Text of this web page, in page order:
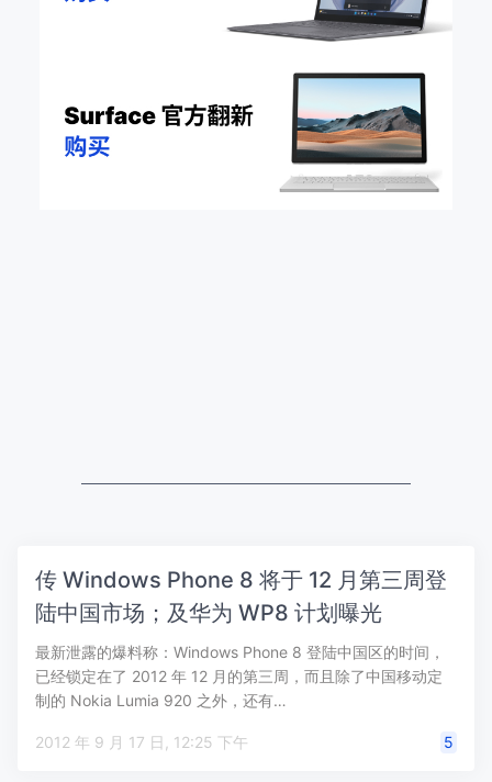
传 Windows Phone 8 将于 12 月第三周登
陆中国市场；及华为 WP8 计划曝光
最新泄露的爆料称：Windows Phone 8 登陆中国区的时间，
已经锁定在了 2012 年 12 月的第三周，而且除了中国移动定
制的 Nokia Lumia 920 之外，还有…
2012 年 9 月 17 日, 12:25 下午 5